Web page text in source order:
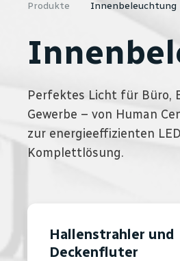
Produkte Innenbeleuchtung
Perfektes Licht für Büro,
Gewerbe – von Human
zur energieeffizienten
Komplettlösung.
Hallenstrahler und
Deckenfluter